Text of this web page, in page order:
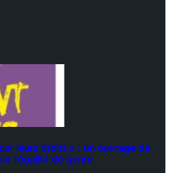
leurs droits » : un ouvrage de
l’égalité de genre